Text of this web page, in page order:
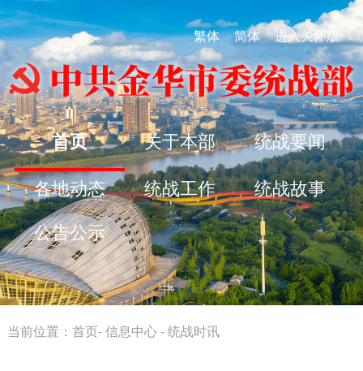
繁体 简体 进入关怀版
首页 关于本部 统战要闻
各地动态 统战工作 统战故事
公告公示
当前位置： 首页-信息中心-统战时讯